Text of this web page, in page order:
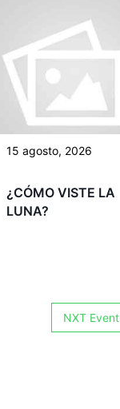
15 agosto, 2026
¿CÓMO VISTE LA
LUNA?
NXT Event